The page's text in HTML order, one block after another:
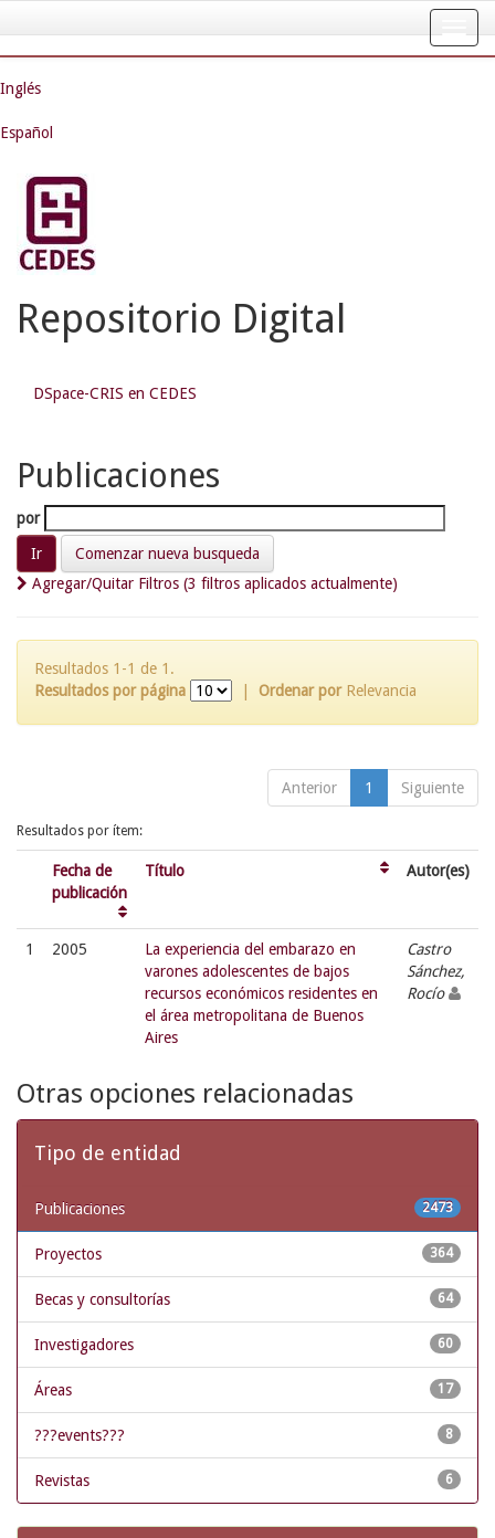
navigation
Inglés
Español
Repositorio Digital
DSpace-CRIS en CEDES
Publicaciones
por
Comenzar nueva busqueda
Agregar/Quitar Filtros (3 filtros aplicados actualmente)
Resultados 1-1 de 1.
Resultados por página
Ordenar por Relevancia
Anterior 1 Siguiente
Resultados por ítem:
Fecha de
publicación
Título Autor(es)
1 2005
La experiencia del embarazo en
varones adolescentes de bajos
recursos económicos residentes en
el área metropolitana de Buenos
Aires
Castro
Sánchez,
Rocío
Otras opciones relacionadas
Tipo de entidad
2473
Publicaciones
364
Proyectos
64
Becas y consultorías
60
Investigadores
17
Áreas
8
???events???
6
Revistas